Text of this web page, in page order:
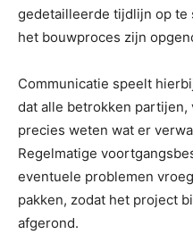
gedetailleerde tijdlijn op te
het bouwproces zijn
Communicatie speelt
dat alle betrokken partijen,
precies weten wat er
Regelmatige
eventuele problemen
pakken, zodat het project
afgerond.